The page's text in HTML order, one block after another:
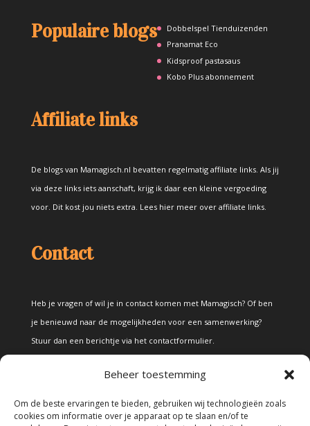
Beheer toestemming
Om de beste ervaringen te bieden, gebruiken wij technologieën zoals
cookies om informatie over je apparaat op te slaan en/of te
Populaire blogs
Dobbelspel Tienduizenden
Pranamat Eco
Kidsproof pastasaus
Kobo Plus abonnement
Affiliate links
De blogs van Mamagisch.nl bevatten regelmatig affiliate links. Als jij
via deze links iets aanschaft, krijg ik daar een kleine vergoeding
voor. Dit kost jou niets extra. Lees hier meer over affiliate links.
Contact
Heb je vragen of wil je in contact komen met Mamagisch? Of ben
je benieuwd naar de mogelijkheden voor een samenwerking?
Stuur dan een berichtje via het contactformulier.